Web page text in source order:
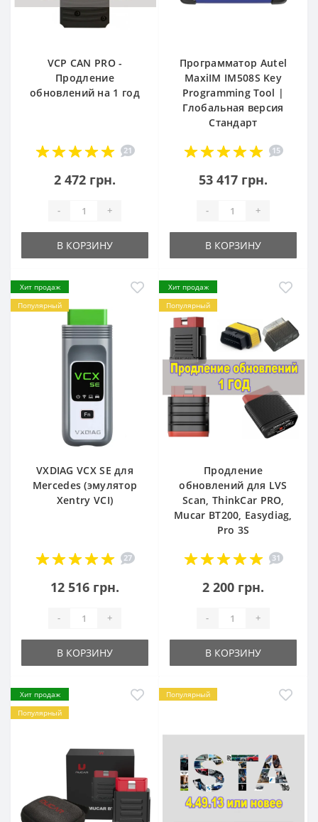
VCP CAN PRO -
Продление
обновлений на 1 год
21
2 472 грн.
- +
В КОРЗИНУ
Программатор Autel
MaxiIM IM508S Key
Programming Tool |
Глобальная версия
Стандарт
15
53 417 грн.
- +
В КОРЗИНУ
Хит продаж
Популярный
VXDIAG VCX SE для
Mercedes (эмулятор
Xentry VCI)
27
12 516 грн.
- +
В КОРЗИНУ
Хит продаж
Популярный
Продление
обновлений для LVS
Scan, ThinkCar PRO,
Mucar BT200, Easydiag,
Pro 3S
31
2 200 грн.
- +
В КОРЗИНУ
Хит продаж
Популярный
Популярный